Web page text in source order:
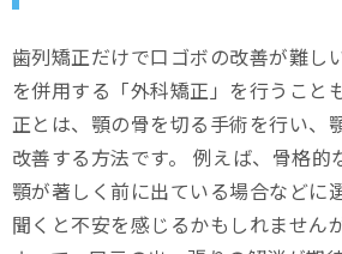
歯列矯正だけで口ゴボの改善が難し
を併用する「外科矯正」を行うこと
正とは、顎の骨を切る手術を行い、
改善する方法です。 例えば、骨格的
顎が著しく前に出ている場合などに
聞くと不安を感じるかもしれません